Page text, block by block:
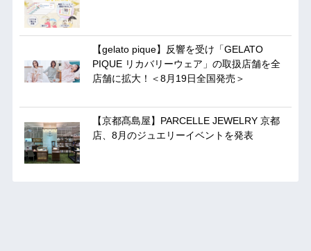
【gelato pique】反響を受け「GELATO
PIQUE リカバリーウェア」の取扱店舗を全
店舗に拡大！＜8月19日全国発売＞
【京都髙島屋】PARCELLE JEWELRY 京都
店、8月のジュエリーイベントを発表